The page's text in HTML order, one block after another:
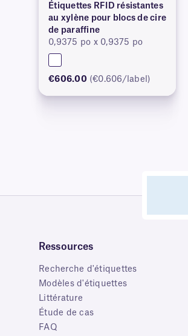
Étiquettes RFID résistantes
au xylène pour blocs de cire
de paraffine
0,9375 po x 0,9375 po
€606.00 (€0.606/label)
Ressources
Recherche d'étiquettes
Modèles d'étiquettes
Littérature
Étude de cas
FAQ